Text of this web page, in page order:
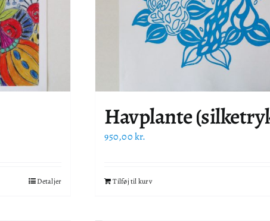
Detaljer
Havplante
950,00kr.
Tilføj til kurv